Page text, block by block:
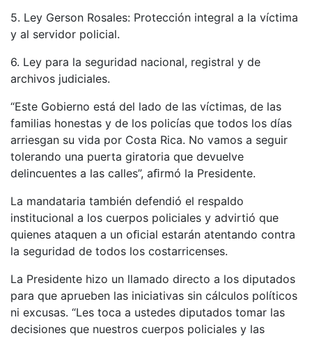
5. Ley Gerson Rosales: Protección integral a la víctima
y al servidor policial.
6. Ley para la seguridad nacional, registral y de
archivos judiciales.
“Este Gobierno está del lado de las víctimas, de las
familias honestas y de los policías que todos los días
arriesgan su vida por Costa Rica. No vamos a seguir
tolerando una puerta giratoria que devuelve
delincuentes a las calles”, aﬁrmó la Presidente.
La mandataria también defendió el respaldo
institucional a los cuerpos policiales y advirtió que
quienes ataquen a un oﬁcial estarán atentando contra
la seguridad de todos los costarricenses.
La Presidente hizo un llamado directo a los diputados
para que aprueben las iniciativas sin cálculos políticos
ni excusas. “Les toca a ustedes diputados tomar las
decisiones que nuestros cuerpos policiales y las